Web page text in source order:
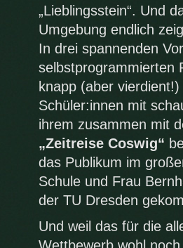
„Lieblingsstein“. Und
Umgebung endlich
In drei spannenden
selbstprogrammierten
knapp (aber
Schüler:innen mit
ihrem zusammen mit
„Zeitreise Coswig“
das Publikum im
Schule und Frau
der TU Dresden
Und weil das für die